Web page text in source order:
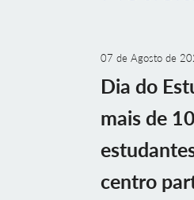
07 de Agosto de
Dia do
mais de
centro